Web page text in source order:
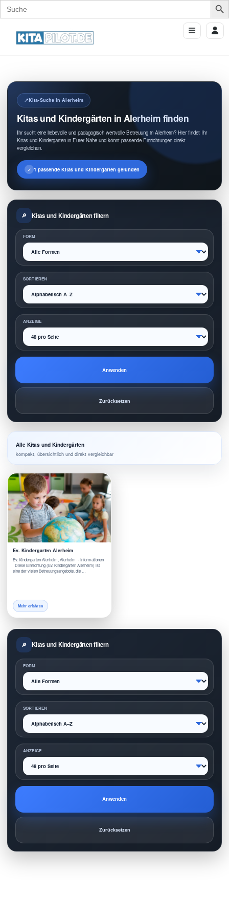
Search
for:
Kita-Suche in Alerheim
Kitas und Kindergärten in Alerheim finden
Ihr sucht eine liebevolle und pädagogisch wertvolle Betreuung in Alerheim? Hier findet Ihr
Kitas und Kindergärten in Eurer Nähe und könnt passende Einrichtungen direkt
vergleichen.
1 passende Kitas und Kindergärten gefunden
Kitas und Kindergärten filtern
FORM
SORTIEREN
ANZEIGE
Anwenden
Zurücksetzen
Alle Kitas und Kindergärten
kompakt, übersichtlich und direkt vergleichbar
Ev. Kindergarten Alerheim
Ev. Kindergarten Alerheim, Alerheim - Informationen
Diese Einrichtung (Ev. Kindergarten Alerheim) ist
eine der vielen Betreuungsangebote, die …
Mehr erfahren
Kitas und Kindergärten filtern
FORM
SORTIEREN
ANZEIGE
Anwenden
Zurücksetzen